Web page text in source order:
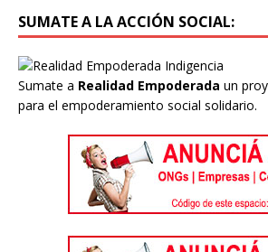
SUMATE A LA ACCIÓN SOCIAL:
Sumate a Realidad Empoderada un
para el empoderamiento social solidario.